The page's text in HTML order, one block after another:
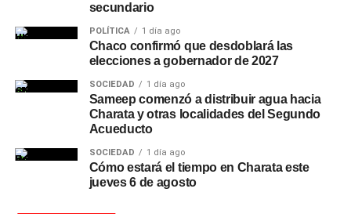
secundario
POLÍTICA 1 día ago
Chaco confirmó que desdoblará las
elecciones a gobernador de 2027
SOCIEDAD 1 día ago
Sameep comenzó a distribuir agua hacia
Charata y otras localidades del Segundo
Acueducto
SOCIEDAD 1 día ago
Cómo estará el tiempo en Charata este
jueves 6 de agosto